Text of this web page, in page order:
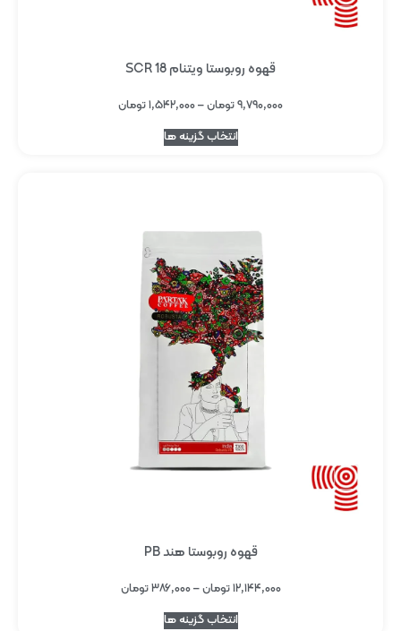
قهوه روبوستا ویتنام SCR 18
۹,۷۹۰,۰۰۰تومان–۱,۵۴۲,۰۰۰تومان
انتخاب گزینه ها
قهوه روبوستا هند PB
۱۲,۱۴۴,۰۰۰تومان–۳۸۶,۰۰۰تومان
انتخاب گزینه ها